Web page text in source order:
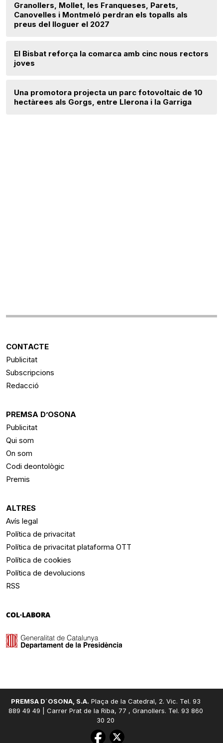
Granollers, Mollet, les Franqueses, Parets,
Canovelles i Montmeló perdran els topalls als
preus del lloguer el 2027
El Bisbat reforça la comarca amb cinc nous rectors
joves
Una promotora projecta un parc fotovoltaic de 10
hectàrees als Gorgs, entre Llerona i la Garriga
CONTACTE
Publicitat
Subscripcions
Redacció
PREMSA D’OSONA
Publicitat
Qui som
On som
Codi deontològic
Premis
ALTRES
Avís legal
Política de privacitat
Política de privacitat plataforma OTT
Política de cookies
Política de devolucions
RSS
COL·LABORA
PREMSA D´OSONA, S.A. Plaça de la Catedral, 2. Vic. Tel. 93
889 49 49 | Carrer Prat de la Riba, 77 , Granollers. Tel. 93 860
30 20